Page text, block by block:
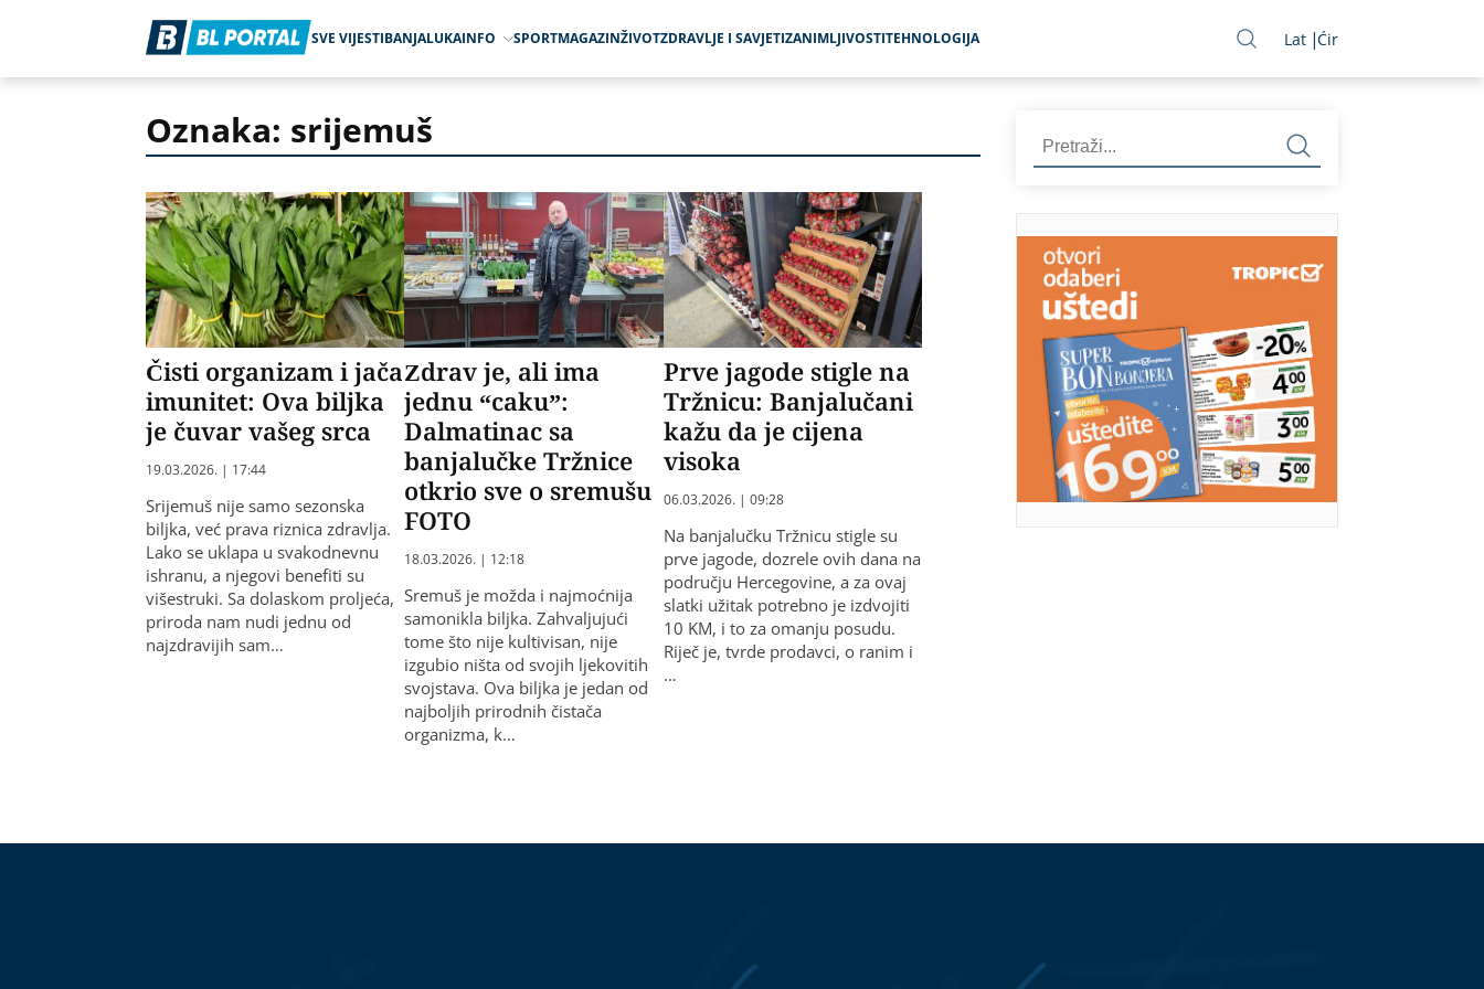
SVE VIJESTIBANJALUKAINFO SPORTMAGAZINŽIVOTZDRAVLJE I SAVJETIZANIMLJIVOSTITEHNOLOGIJA Lat Ćir
Oznaka: srijemuš
Čisti organizam i jača
imunitet: Ova biljka
je čuvar vašeg srca
19.03.2026. | 17:44
Srijemuš nije samo sezonska
biljka, već prava riznica zdravlja.
Lako se uklapa u svakodnevnu
ishranu, a njegovi benefiti su
višestruki. Sa dolaskom proljeća,
priroda nam nudi jednu od
najzdravijih sam…
Zdrav je, ali ima
jednu “caku”:
Dalmatinac sa
banjalučke Tržnice
otkrio sve o sremušu
FOTO
18.03.2026. | 12:18
Sremuš je možda i najmoćnija
samonikla biljka. Zahvaljujući
tome što nije kultivisan, nije
izgubio ništa od svojih ljekovitih
svojstava. Ova biljka je jedan od
najboljih prirodnih čistača
organizma, k…
Prve jagode stigle na
Tržnicu: Banjalučani
kažu da je cijena
visoka
06.03.2026. | 09:28
Na banjalučku Tržnicu stigle su
prve jagode, dozrele ovih dana na
području Hercegovine, a za ovaj
slatki užitak potrebno je izdvojiti
10 KM, i to za omanju posudu.
Riječ je, tvrde prodavci, o ranim i
…